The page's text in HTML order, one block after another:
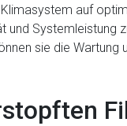
auf
und Systemleistung
sie die